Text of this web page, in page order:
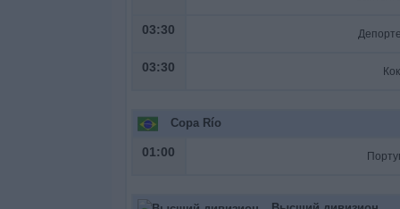
03:30
03:30
Copa Río
01:00